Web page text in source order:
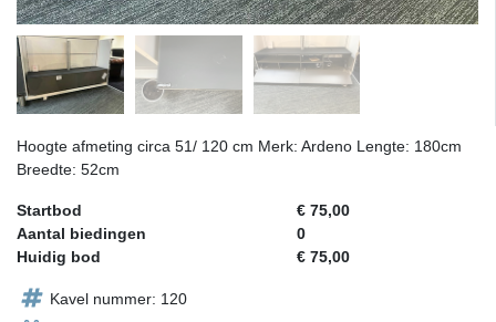
Hoogte afmeting circa 51/ 120 cm Merk: Ardeno Lengte: 180cm
Breedte: 52cm
Startbod
€ 75,00
Aantal biedingen
0
Huidig bod
€ 75,00
Kavel nummer: 120